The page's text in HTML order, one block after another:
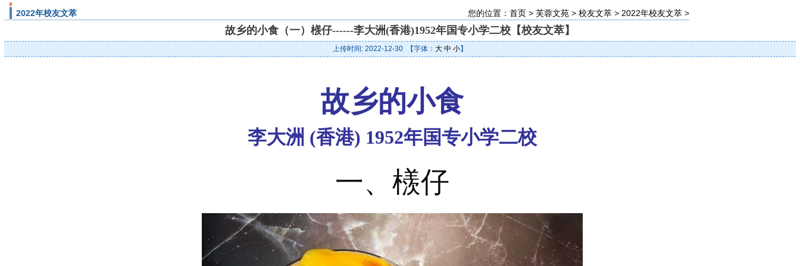
2022年校友文萃 您的位置：首页 >芙蓉文苑 >校友文萃 > 2022年校友文萃 >
故乡的小食（一）檨仔------李大洲(香港)1952年国专小学二校【校友文萃】
上传时间: 2022-12-30 【字体： 大 中 小】
故乡的小食
李大洲 (香港) 1952年国专小学二校
一、檨仔